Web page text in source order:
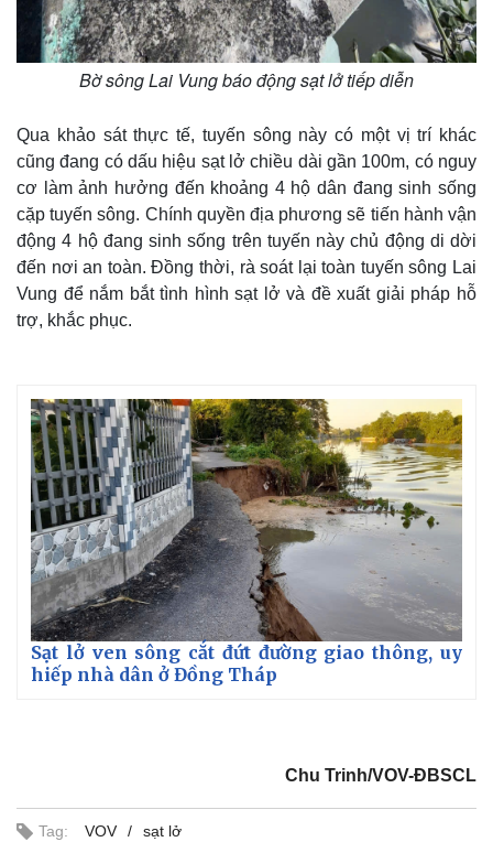
Thế giới
Quan sát
Cuộc sống đó đây
Hồ sơ
Multimedia
Video
Ảnh
E-Magazine
Infographic
Bờ sông Lai Vung báo động sạt lở tiếp diễn
Qua khảo sát thực tế, tuyến sông này có một vị trí khác
cũng đang có dấu hiệu sạt lở chiều dài gần 100m, có nguy
cơ làm ảnh hưởng đến khoảng 4 hộ dân đang sinh sống
cặp tuyến sông. Chính quyền địa phương sẽ tiến hành vận
động 4 hộ đang sinh sống trên tuyến này chủ động di dời
đến nơi an toàn. Đồng thời, rà soát lại toàn tuyến sông Lai
Vung để nắm bắt tình hình sạt lở và đề xuất giải pháp hỗ
trợ, khắc phục.
Sạt lở ven sông cắt đứt đường giao thông, uy
hiếp nhà dân ở Đồng Tháp
Chu Trinh/VOV-ĐBSCL
Tag: VOV sạt lở